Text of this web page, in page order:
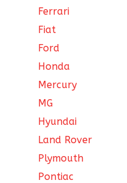
Ferrari
Fiat
Ford
Honda
Mercury
MG
Hyundai
Land Rover
Plymouth
Pontiac